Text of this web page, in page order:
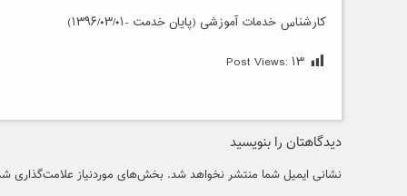
کارشناس خدمات آموزشی (پایان خدمت -۱۳۹۶/۰۳/۰۱)
Post Views: ۱۳
دیدگاهتان را بنویسید
نشانی ایمیل شما منتشر نخواهد شد. بخش‌های موردنیاز علامت‌گذاری